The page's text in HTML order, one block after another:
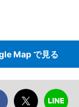
Map で見る